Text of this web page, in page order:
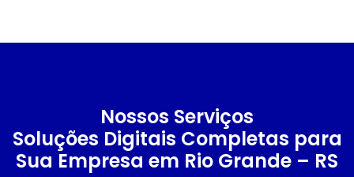
Nossos Serviços
Soluções Digitais Completas para
Sua Empresa em Rio Grande – RS